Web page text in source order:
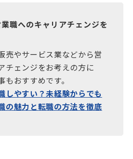
職へのキャリアチェンジを
売やサービス業などから営
チェンジをお考えの方に
おすすめです。
しやすい？未経験からでも
の魅力と転職の方法を徹底